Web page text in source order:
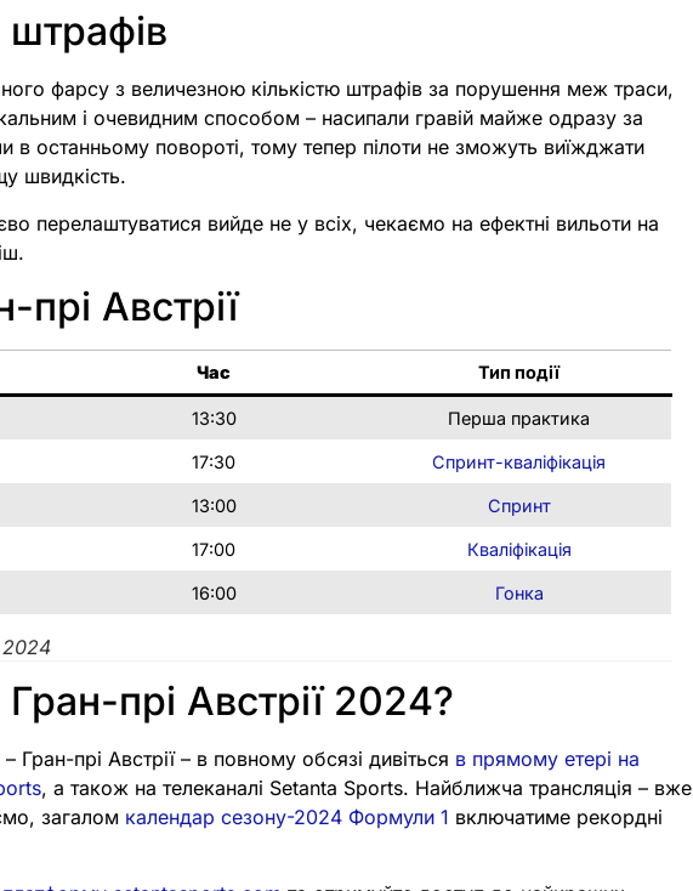
штрафів
фарсу з величезною кількістю штрафів за порушення меж траси,
і очевидним способом – насипали гравій майже одразу за
останньому повороті, тому тепер пілоти не зможуть виїжджати
швидкість.
перелаштуватися вийде не у всіх, чекаємо на ефектні вильоти на
прі Австрії
Час Тип події
13:30 Перша практика
17:30 Спринт-кваліфікація
13:00 Спринт
17:00 Кваліфікація
16:00 Гонка
2024
прі Австрії 2024?
Гран-прі Австрії – в повному обсязі дивіться в прямому етері на
, а також на телеканалі Setanta Sports. Найближча трансляція – вже
загалом календар сезону-2024 Формули 1 включатиме рекордні